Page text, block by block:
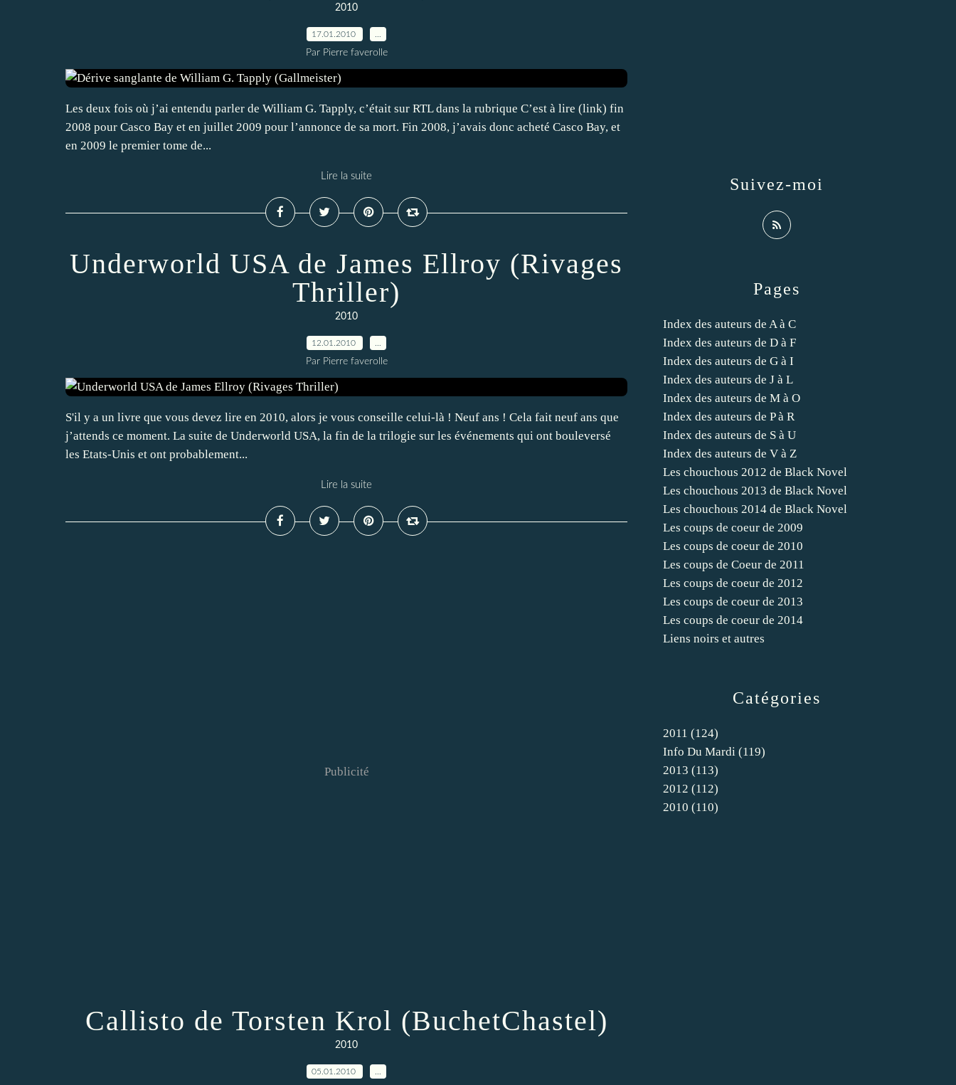
2010
17.01.2010
Par Pierre faverolle
Les deux fois où j’ai entendu parler de William G. Tapply, c’était sur RTL dans la rubrique C’est à lire (link) fin
2008 pour Casco Bay et en juillet 2009 pour l’annonce de sa mort. Fin 2008, j’avais donc acheté Casco Bay, et
en 2009 le premier tome de...
Lire la suite
Underworld USA de James Ellroy (Rivages
Thriller)
2010
12.01.2010
Par Pierre faverolle
S'il y a un livre que vous devez lire en 2010, alors je vous conseille celui-là ! Neuf ans ! Cela fait neuf ans que
j’attends ce moment. La suite de Underworld USA, la fin de la trilogie sur les événements qui ont bouleversé
les Etats-Unis et ont probablement...
Lire la suite
Publicité
Callisto de Torsten Krol (BuchetChastel)
2010
05.01.2010
Catégories
2011 (124)
Info Du Mardi (119)
2013 (113)
2012 (112)
2010 (110)
Pages
Index des auteurs de A à C
Index des auteurs de D à F
Index des auteurs de G à I
Index des auteurs de J à L
Index des auteurs de M à O
Index des auteurs de P à R
Index des auteurs de S à U
Index des auteurs de V à Z
Les chouchous 2012 de Black Novel
Les chouchous 2013 de Black Novel
Les chouchous 2014 de Black Novel
Les coups de coeur de 2009
Les coups de coeur de 2010
Les coups de Coeur de 2011
Les coups de coeur de 2012
Les coups de coeur de 2013
Les coups de coeur de 2014
Liens noirs et autres
Suivez-moi